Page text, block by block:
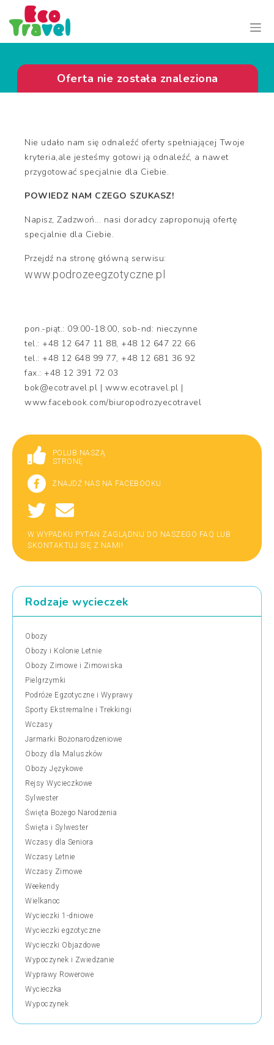
Oferta nie została znaleziona
Nie udało nam się odnaleźć oferty spełniającej Twoje
kryteria,ale jesteśmy gotowi ją odnaleźć, a nawet
przygotować specjalnie dla Ciebie.
POWIEDZ NAM CZEGO SZUKASZ!
Napisz, Zadzwoń... nasi doradcy zaproponują ofertę
specjalnie dla Ciebie.
Przejdź na stronę główną serwisu:
www.podrozeegzotyczne.pl
pon.-piąt.: 09:00-18:00, sob-nd: nieczynne
tel.: +48 12 647 11 88, +48 12 647 22 66
tel.: +48 12 648 99 77, +48 12 681 36 92
fax.: +48 12 391 72 03
bok@ecotravel.pl | www.ecotravel.pl |
www.facebook.com/biuropodrozyecotravel
POLUB NASZĄ
STRONĘ
ZNAJDŹ NAS NA FACEBOOKU
W WYPADKU PYTAŃ ZAGLĄDNIJ DO NASZEGO FAQ LUB
SKONTAKTUJ SIĘ Z NAMI!
Rodzaje wycieczek
Obozy
Obozy i Kolonie Letnie
Obozy Zimowe i Zimowiska
Pielgrzymki
Podróże Egzotyczne i Wyprawy
Sporty Ekstremalne i Trekkingi
Wczasy
Jarmarki Bożonarodzeniowe
Obozy dla Maluszków
Obozy Językowe
Rejsy Wycieczkowe
Sylwester
Święta Bożego Narodzenia
Święta i Sylwester
Wczasy dla Seniora
Wczasy Letnie
Wczasy Zimowe
Weekendy
Wielkanoc
Wycieczki 1-dniowe
Wycieczki egzotyczne
Wycieczki Objazdowe
Wypoczynek i Zwiedzanie
Wyprawy Rowerowe
Wycieczka
Wypoczynek